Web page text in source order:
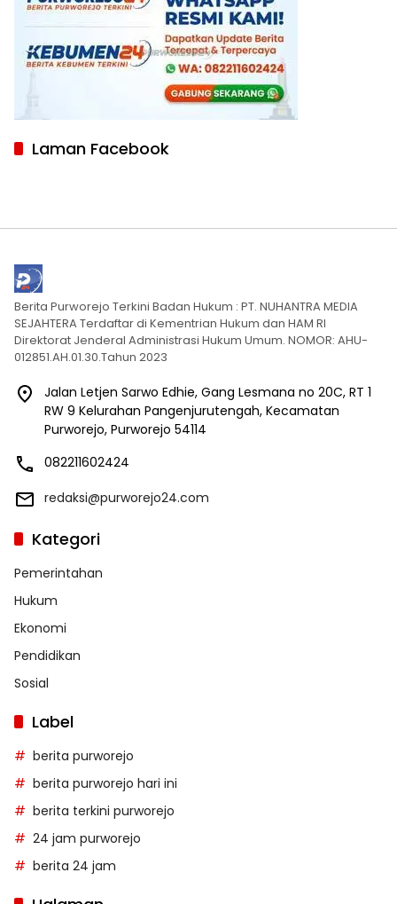
Laman Facebook
Berita Purworejo Terkini Badan Hukum : PT. NUHANTRA MEDIA
SEJAHTERA Terdaftar di Kementrian Hukum dan HAM RI
Direktorat Jenderal Administrasi Hukum Umum. NOMOR: AHU-
012851.AH.01.30.Tahun 2023
Jalan Letjen Sarwo Edhie, Gang Lesmana no 20C, RT 1
RW 9 Kelurahan Pangenjurutengah, Kecamatan
Purworejo, Purworejo 54114
082211602424
redaksi@purworejo24.com
Kategori
Pemerintahan
Hukum
Ekonomi
Pendidikan
Sosial
Label
berita purworejo
berita purworejo hari ini
berita terkini purworejo
24 jam purworejo
berita 24 jam